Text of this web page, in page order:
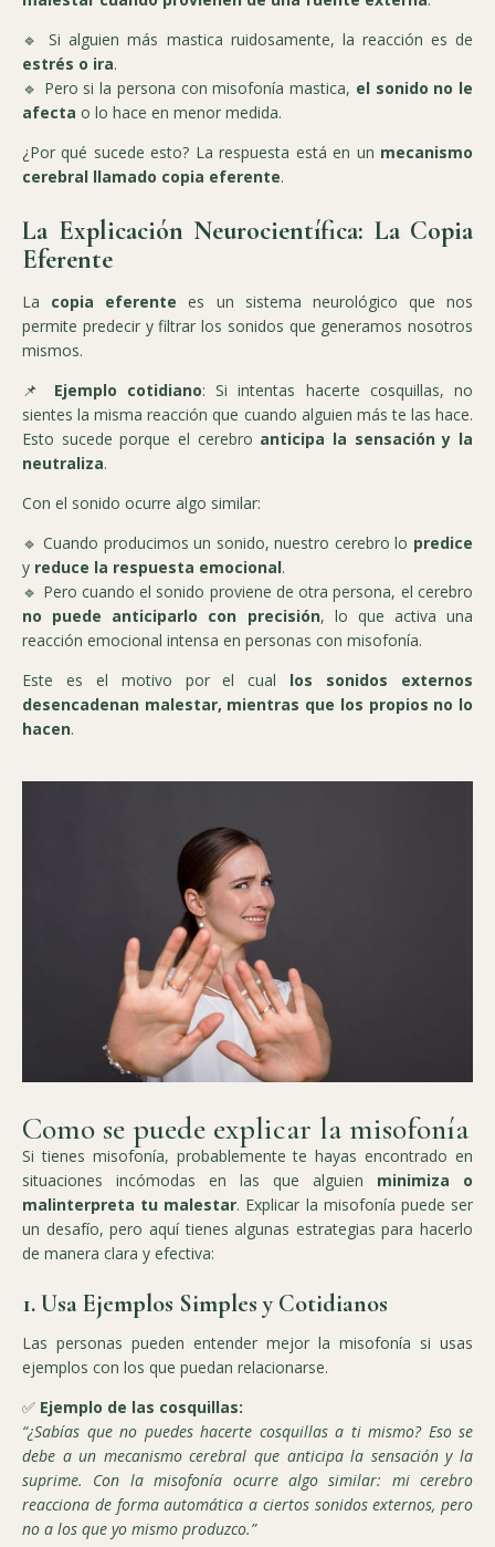
🔹 Si alguien más mastica ruidosamente, la reacción es de
estrés o ira.
🔹 Pero si la persona con misofonía mastica, el sonido no le
afecta o lo hace en menor medida.
¿Por qué sucede esto? La respuesta está en un mecanismo
cerebral llamado copia eferente.
La Explicación Neurocientífica: La Copia
Eferente
La copia eferente es un sistema neurológico que nos
permite predecir y filtrar los sonidos que generamos nosotros
mismos.
📌 Ejemplo cotidiano: Si intentas hacerte cosquillas, no
sientes la misma reacción que cuando alguien más te las hace.
Esto sucede porque el cerebro anticipa la sensación y la
neutraliza.
Con el sonido ocurre algo similar:
🔹 Cuando producimos un sonido, nuestro cerebro lo predice
y reduce la respuesta emocional.
🔹 Pero cuando el sonido proviene de otra persona, el cerebro
no puede anticiparlo con precisión, lo que activa una
reacción emocional intensa en personas con misofonía.
Este es el motivo por el cual los sonidos externos
desencadenan malestar, mientras que los propios no lo
hacen.
Como se puede explicar la misofonía
Si tienes misofonía, probablemente te hayas encontrado en
situaciones incómodas en las que alguien minimiza o
malinterpreta tu malestar. Explicar la misofonía puede ser
un desafío, pero aquí tienes algunas estrategias para hacerlo
de manera clara y efectiva:
1. Usa Ejemplos Simples y Cotidianos
Las personas pueden entender mejor la misofonía si usas
ejemplos con los que puedan relacionarse.
✅ Ejemplo de las cosquillas:
“¿Sabías que no puedes hacerte cosquillas a ti mismo? Eso se
debe a un mecanismo cerebral que anticipa la sensación y la
suprime. Con la misofonía ocurre algo similar: mi cerebro
reacciona de forma automática a ciertos sonidos externos, pero
no a los que yo mismo produzco.”